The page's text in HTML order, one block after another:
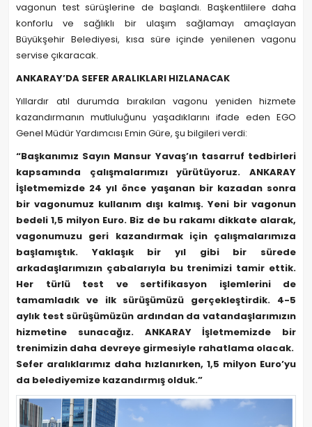
vagonun test sürüşlerine de başlandı. Başkentlilere daha
konforlu ve sağlıklı bir ulaşım sağlamayı amaçlayan
Büyükşehir Belediyesi, kısa süre içinde yenilenen vagonu
servise çıkaracak.
ANKARAY’DA SEFER ARALIKLARI HIZLANACAK
Yıllardır atıl durumda bırakılan vagonu yeniden hizmete
kazandırmanın mutluluğunu yaşadıklarını ifade eden EGO
Genel Müdür Yardımcısı Emin Güre, şu bilgileri verdi:
“Başkanımız Sayın Mansur Yavaş’ın tasarruf tedbirleri
kapsamında çalışmalarımızı yürütüyoruz. ANKARAY
İşletmemizde 24 yıl önce yaşanan bir kazadan sonra
bir vagonumuz kullanım dışı kalmış. Yeni bir vagonun
bedeli 1,5 milyon Euro. Biz de bu rakamı dikkate alarak,
vagonumuzu geri kazandırmak için çalışmalarımıza
başlamıştık. Yaklaşık bir yıl gibi bir sürede
arkadaşlarımızın çabalarıyla bu trenimizi tamir ettik.
Her türlü test ve sertifikasyon işlemlerini de
tamamladık ve ilk sürüşümüzü gerçekleştirdik. 4-5
aylık test sürüşümüzün ardından da vatandaşlarımızın
hizmetine sunacağız. ANKARAY İşletmemizde bir
trenimizin daha devreye girmesiyle rahatlama olacak.
Sefer aralıklarımız daha hızlanırken, 1,5 milyon Euro’yu
da belediyemize kazandırmış olduk.”